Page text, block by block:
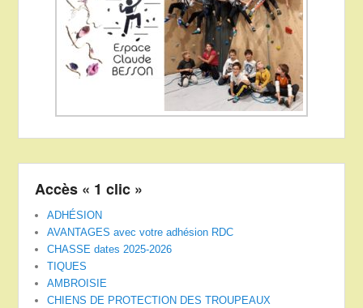
Accès « 1 clic »
ADHÉSION
AVANTAGES avec votre adhésion RDC
CHASSE dates 2025-2026
TIQUES
AMBROISIE
CHIENS DE PROTECTION DES TROUPEAUX